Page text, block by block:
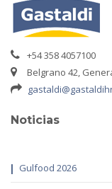
+54 358 4057100
Belgrano 42,
Noticias
Gulfood 2026